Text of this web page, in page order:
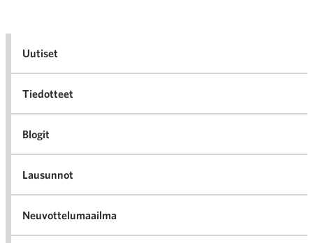
Uutiset
Tiedotteet
Blogit
Lausunnot
Neuvottelumaailma